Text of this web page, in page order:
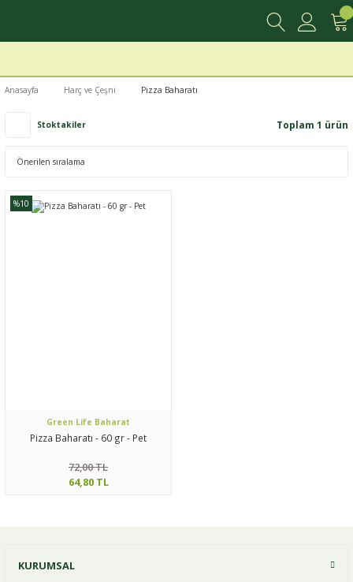
Anasayfa Harç ve Çeşni Pizza Baharatı
Stoktakiler Toplam 1 ürün
%10
Green Life Baharat
Pizza Baharatı - 60 gr - Pet
72,00 TL
64,80 TL
KURUMSAL